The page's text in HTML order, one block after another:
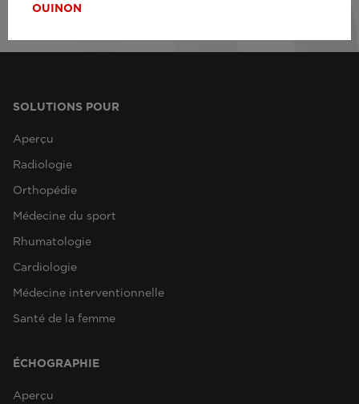
SOLUTIONS POUR
Aperçu
Radiologie
Orthopédie
Médecine du sport
Rhumatologie
Cardiologie
Médecine interventionnelle
Santé de la femme
ÉCHOGRAPHIE
Aperçu
OUINON